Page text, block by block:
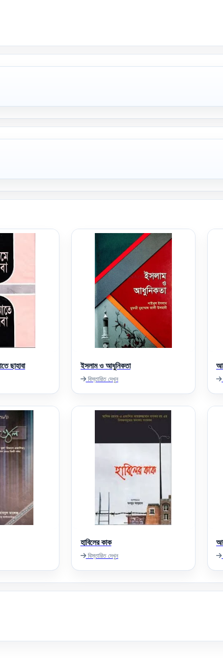
ছাহাবা ইসলাম ও আধুনিকতা
বিস্তারিত দেখুন
হাবিলের কাক
বিস্তারিত দেখুন